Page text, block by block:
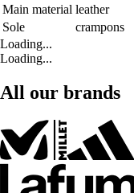
Main material leather
Sole
crampons
Loading...
Loading...
All our brands